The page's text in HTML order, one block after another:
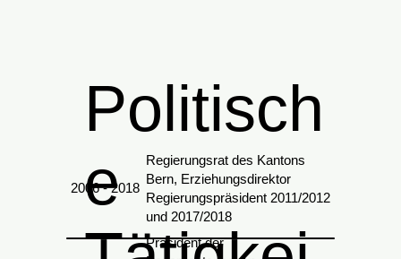
Politisch
e
Regierungsrat des Kantons
Bern, Erziehungsdirektor
Regierungspräsident 2011/2012
und 2017/2018
2006 - 2018
Präsident der